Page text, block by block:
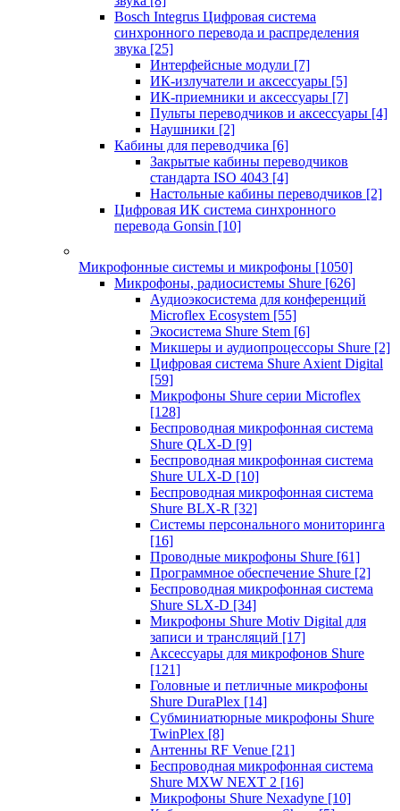
Bosch Integrus Цифровая система
синхронного перевода и распределения
звука [25]
Интерфейсные модули [7]
ИК-излучатели и аксессуары [5]
ИК-приемники и аксессуары [7]
Пульты переводчиков и аксессуары [4]
Наушники [2]
Кабины для переводчика [6]
Закрытые кабины переводчиков
стандарта ISO 4043 [4]
Настольные кабины переводчиков [2]
Цифровая ИК система синхронного
перевода Gonsin [10]
Микрофонные системы и микрофоны [1050]
Микрофоны, радиосистемы Shure [626]
Аудиоэкосистема для конференций
Microflex Ecosystem [55]
Экосистема Shure Stem [6]
Микшеры и аудиопроцессоры Shure [2]
Цифровая система Shure Axient Digital
[59]
Микрофоны Shure серии Microflex
[128]
Беспроводная микрофонная система
Shure QLX-D [9]
Беспроводная микрофонная система
Shure ULX-D [10]
Беспроводная микрофонная система
Shure BLX-R [32]
Системы персонального мониторинга
[16]
Проводные микрофоны Shure [61]
Программное обеспечение Shure [2]
Беспроводная микрофонная система
Shure SLX-D [34]
Микрофоны Shure Motiv Digital для
записи и трансляций [17]
Аксессуары для микрофонов Shure
[121]
Головные и петличные микрофоны
Shure DuraPlex [14]
Субминиатюрные микрофоны Shure
TwinPlex [8]
Антенны RF Venue [21]
Беспроводная микрофонная система
Shure MXW NEXT 2 [16]
Микрофоны Shure Nexadyne [10]